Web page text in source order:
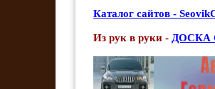
Каталог сайтов -
Из рук в руки - ДОСКА